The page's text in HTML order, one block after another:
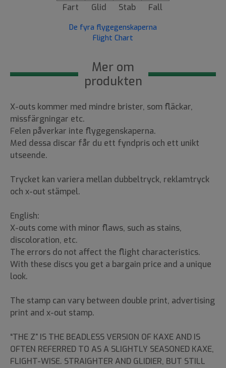
Fart Glid Stab Fall
De fyra flygegenskaperna
Flight Chart
Mer om
produkten
X-outs kommer med mindre brister, som fläckar,
missfärgningar etc.
Felen påverkar inte flygegenskaperna.
Med dessa discar får du ett fyndpris och ett unikt
utseende.
Trycket kan variera mellan dubbeltryck, reklamtryck
och x-out stämpel.
English:
X-outs come with minor flaws, such as stains,
discoloration, etc.
The errors do not affect the flight characteristics.
With these discs you get a bargain price and a unique
look.
The stamp can vary between double print, advertising
print and x-out stamp.
“THE Z” IS THE BEADLESS VERSION OF KAXE AND IS
OFTEN REFERRED TO AS A SLIGHTLY SEASONED KAXE,
FLIGHT-WISE. STRAIGHTER AND GLIDIER, BUT STILL